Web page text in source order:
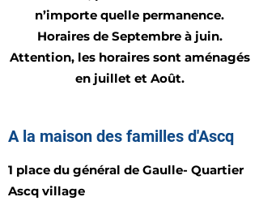
n’importe quelle permanence.
Horaires de Septembre à juin.
Attention, les horaires sont aménagés
en juillet et Août.
A la maison des familles d'Ascq
1 place du général de Gaulle- Quartier
Ascq village